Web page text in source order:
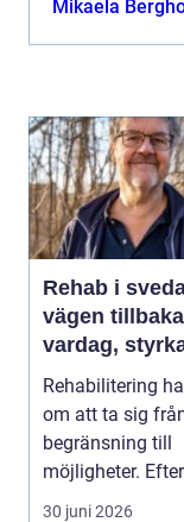
Mikaela
Rehab i
vägen
vardag,
balans
Rehabilitering
om att ta sig
begränsning till
möjligheter.
skada, sjukdom
30 juni 2026